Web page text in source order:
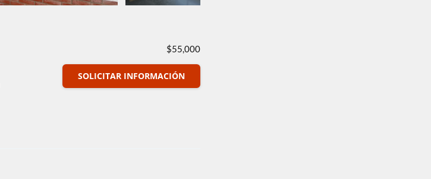
$55,000
SOLICITAR INFORMACIÓN